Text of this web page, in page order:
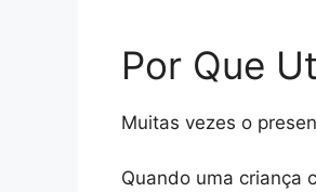
Por Que
Muitas vezes o
Quando uma criança